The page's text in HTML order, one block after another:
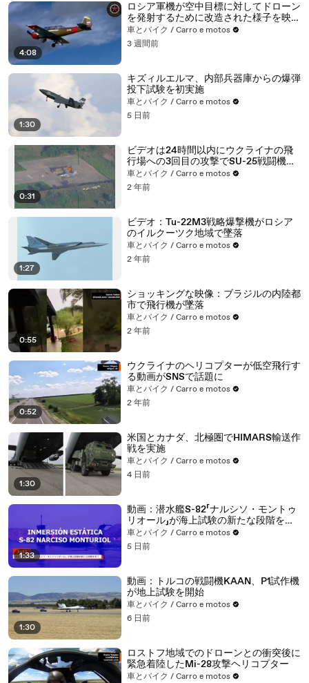
4:08
ロシア軍機が空中目標に対してドローン
を発射するために改造された様子を映像
で公開
車とバイク / Carro e motos
3 週間前
1:30
キズィルエルマ、内部兵器庫からの爆弾
投下試験を初実施
車とバイク / Carro e motos
5 日前
0:31
ビデオは24時間以内にウクライナの飛
行場への3回目の攻撃でSU-25戦闘機が
破壊される様子を示しています
車とバイク / Carro e motos
2 年前
1:27
ビデオ：Tu-22M3戦略爆撃機がロシア
のイルクーツク地域で墜落
車とバイク / Carro e motos
2 年前
0:55
ショッキングな映像：ブラジルの内陸都
市で飛行機が墜落
車とバイク / Carro e motos
2 年前
0:52
ウクライナのヘリコプターが低空飛行す
る動画がSNSで話題に
車とバイク / Carro e motos
2 年前
1:30
米国とカナダ、北極圏でHIMARS輸送作
戦を実施
車とバイク / Carro e motos
4 日前
1:33
動画：潜水艦S-82「ナルシソ・モントゥ
リオール」が海上試験の新たな段階を完
了
車とバイク / Carro e motos
5 日前
1:30
動画：トルコの戦闘機KAAN、P1試作機
が地上試験を開始
車とバイク / Carro e motos
6 日前
ロストフ地域でのドローンとの衝突後に
緊急着陸したMi-28攻撃ヘリコプター
車とバイク / Carro e motos